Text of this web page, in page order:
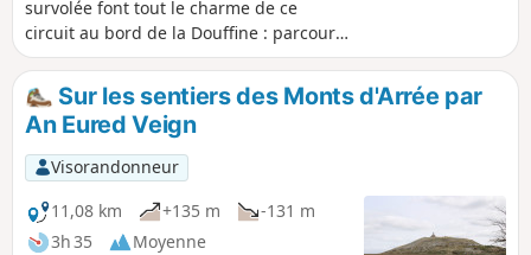
survolée font tout le charme de ce
circuit au bord de la Douffine : parcours
sauvage en très grande partie en sous-
bois, idéal pour les journées d'été mais
peu conseillé en hiver. Circuit
recommandé si on apprécie le silence et
le calme dans un secteur peu
fréquenté. Belle chapelle au départ
dans son enclos avec un calvaire
comportant une belle piéta.
Sur les sentiers des Monts d'Arrée par
An Eured Veign
Visorandonneur
11,08 km
+135 m
-131 m
3h 35
Moyenne